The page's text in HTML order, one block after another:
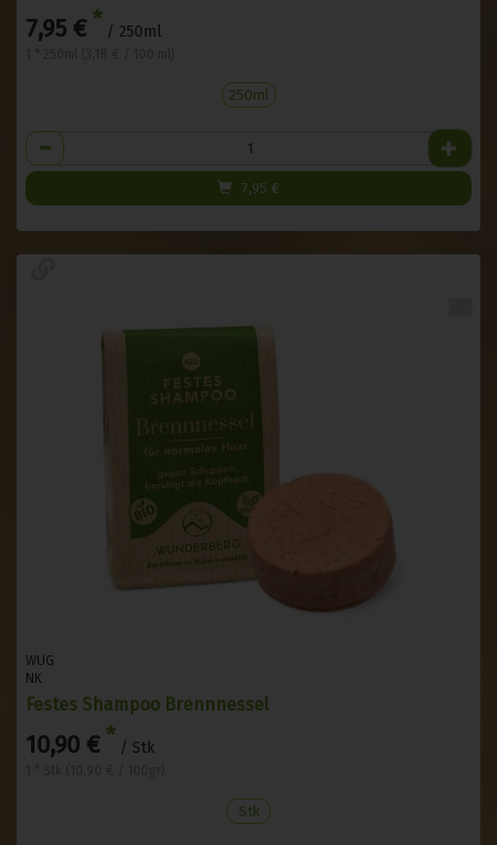
7,95 € * / 250ml
250ml
Anzahl
7,95 €
WUG
NK
Festes Shampoo Brennnessel
10,90 € * / Stk
Stk